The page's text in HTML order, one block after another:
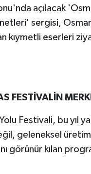
açılacak
sergisi,
kıymetli eserleri
FESTİVALİN
Festivali, bu yıl
geleneksel
görünür kılan